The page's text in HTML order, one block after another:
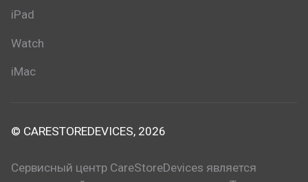
iPad
Watch
iMac
© CARESTOREDEVICES, 2026
Сервисный центр CareStoreDevices является